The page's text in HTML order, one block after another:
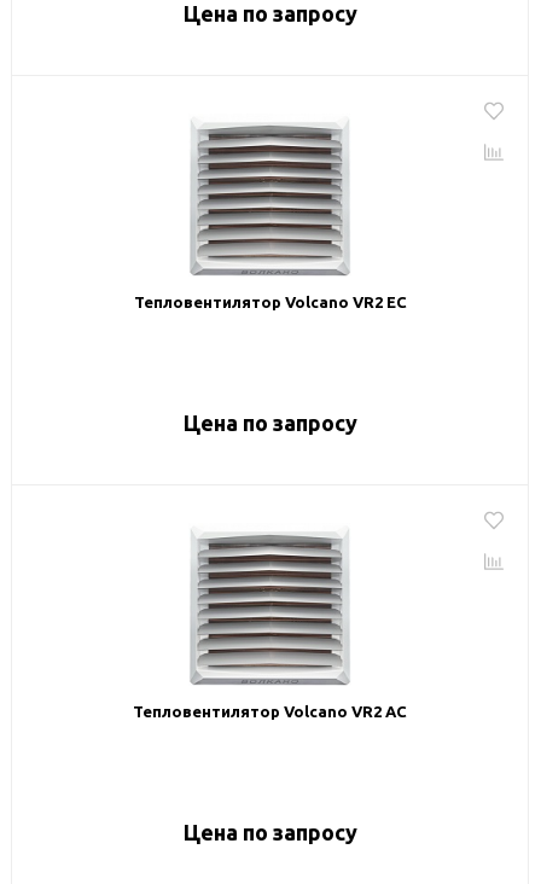
Цена по запросу
Тепловентилятор Volcano VR2 EC
Цена по запросу
Тепловентилятор Volcano VR2 AC
Цена по запросу